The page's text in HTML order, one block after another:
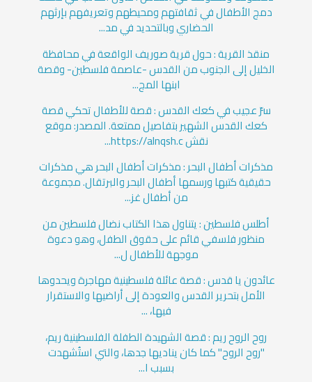
دمج الأطفال في ثقافتهم ومحيطهم وتعريفهم بإرثهم
الحضاري وبالتحديد في مد...
منقذ القرية : حول قرية صوريف الواقعة في محافظة
الخليل إلى الجنوب من القدس -عاصمة فلسطين- وقصة
ابنها المج...
سرّ عجيب في كعك القدس : قصة للأطفال تحكي قصة
كعك القدس الشهير بتفاصيل ممتعة. المصدر: موقع
نقش https://alnqsh.c...
مذكرات أطفال البحر : مذكرات أطفال البحر هي مذكرات
حقيقية كتبها ورسمها أطفال البحر والبرتقال. مجموعة
من أطفال غز...
أطلس فلسطين : يتناول هذا الكتاب نضال فلسطين من
منظور فلسفي قائم على حقوق الطفل، وهو دعوة
موجهة للأطفال ل...
عائدون يا قدس : قصة عائلة فلسطينية مهاجرة ويحدوها
الأمل بتحرير القدس والعودة إلى أراضيها والاستقرار
فيها، ...
روح الروح ريم : قصة الشهيدة الطفلة الفلسطينية ريم،
"روح الروح" كما كان يناديها جدها، والتي استُشهدت
بسبب ا...